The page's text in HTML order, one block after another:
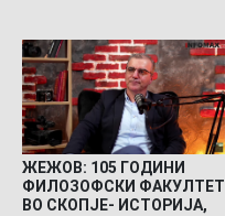
ЖЕЖОВ: 105 ГОДИНИ
ФИЛОЗОФСКИ ФАКУЛТЕТ
ВО СКОПЈЕ- ИСТОРИЈА,